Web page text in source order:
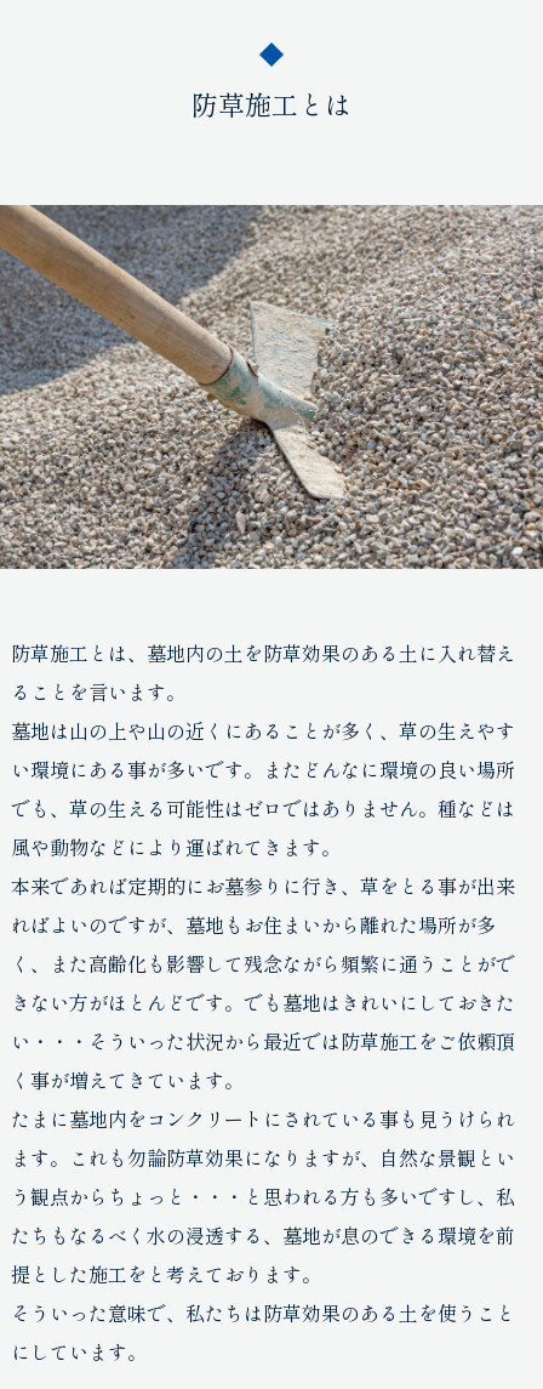
防草施工とは
防草施工とは、墓地内の土を防草効果のある土に入れ替え
ることを言います。
墓地は山の上や山の近くにあることが多く、草の生えやす
い環境にある事が多いです。またどんなに環境の良い場所
でも、草の生える可能性はゼロではありません。種などは
風や動物などにより運ばれてきます。
本来であれば定期的にお墓参りに行き、草をとる事が出来
ればよいのですが、墓地もお住まいから離れた場所が多
く、また高齢化も影響して残念ながら頻繁に通うことがで
きない方がほとんどです。でも墓地はきれいにしておきた
い・・・そういった状況から最近では防草施工をご依頼頂
く事が増えてきています。
たまに墓地内をコンクリートにされている事も見うけられ
ます。これも勿論防草効果になりますが、自然な景観とい
う観点からちょっと・・・と思われる方も多いですし、私
たちもなるべく水の浸透する、墓地が息のできる環境を前
提とした施工をと考えております。
そういった意味で、私たちは防草効果のある土を使うこと
にしています。